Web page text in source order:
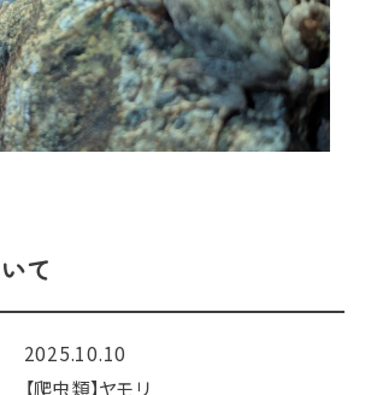
て
2025.10.10
【爬虫類】ヤモリ